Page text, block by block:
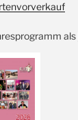
als